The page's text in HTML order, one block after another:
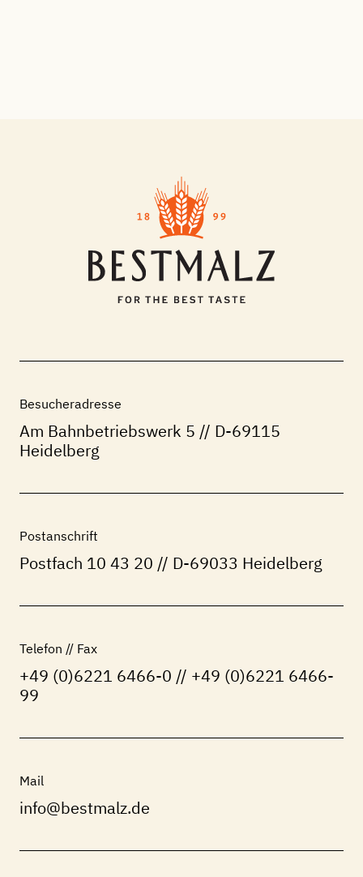
Besucheradresse
Am Bahnbetriebswerk 5 // D-69115
Heidelberg
Postanschrift
Postfach 10 43 20 // D-69033 Heidelberg
Telefon // Fax
+49 (0)6221 6466-0 // +49 (0)6221 6466-
99
Mail
info@bestmalz.de